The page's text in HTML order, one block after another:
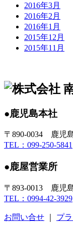
2016年3月
2016年2月
2016年1月
2015年12月
2015年11月
●鹿児島本社
〒890-0034 鹿児
TEL：099-250-5841
●鹿屋営業所
〒893-0013 鹿児
TEL：0994-42-3929
お問い合せ プ